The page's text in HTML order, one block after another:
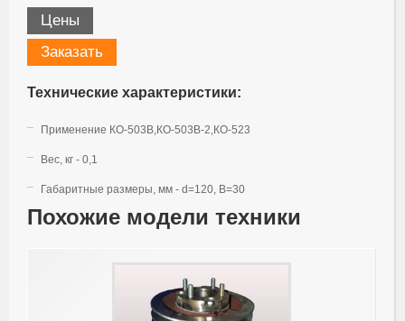
Цены
Заказать
Технические характеристики:
Применение КО-503В,КО-503В-2,КО-523
Вес, кг - 0,1
Габаритные размеры, мм - d=120, B=30
Похожие модели техники